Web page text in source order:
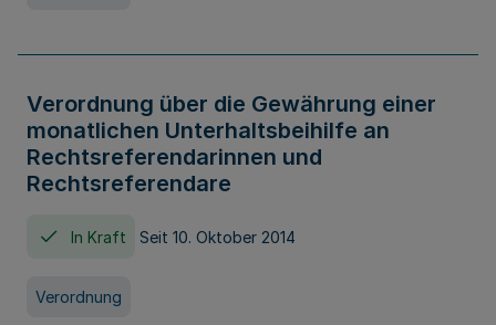
Verordnung über die Gewährung einer
monatlichen Unterhaltsbeihilfe an
Rechtsreferendarinnen und
Rechtsreferendare
In Kraft Seit 10. Oktober 2014
Verordnung